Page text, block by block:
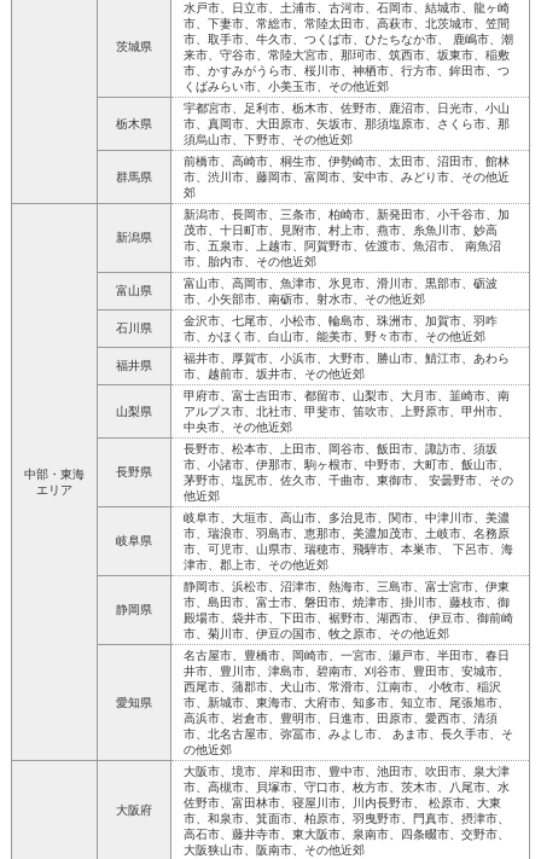
茨城県
水戸市、日立市、土浦市、古河市、石岡市、結城市、龍ヶ崎
市、下妻市、常総市、常陸太田市、高萩市、北茨城市、笠間
市、取手市、牛久市、つくば市、ひたちなか市、 鹿嶋市、潮
来市、守谷市、常陸大宮市、那珂市、筑西市、坂東市、稲敷
市、かすみがうら市、桜川市、神栖市、行方市、鉾田市、つ
くばみらい市、小美玉市、その他近郊
栃木県
宇都宮市、足利市、栃木市、佐野市、鹿沼市、日光市、小山
市、真岡市、大田原市、矢坂市、那須塩原市、さくら市、那
須烏山市、下野市、その他近郊
群馬県
前橋市、高崎市、桐生市、伊勢崎市、太田市、沼田市、館林
市、渋川市、藤岡市、富岡市、安中市、みどり市、その他近
郊
中部・東海
エリア
新潟県
新潟市、長岡市、三条市、柏崎市、新発田市、小千谷市、加
茂市、十日町市、見附市、村上市、燕市、糸魚川市、妙高
市、五泉市、上越市、阿賀野市、佐渡市、魚沼市、 南魚沼
市、胎内市、その他近郊
富山県
富山市、高岡市、魚津市、氷見市、滑川市、黒部市、砺波
市、小矢部市、南砺市、射水市、その他近郊
石川県
金沢市、七尾市、小松市、輪島市、珠洲市、加賀市、羽咋
市、かほく市、白山市、能美市、野々市市、その他近郊
福井県
福井市、厚賀市、小浜市、大野市、勝山市、鯖江市、あわら
市、越前市、坂井市、その他近郊
山梨県
甲府市、富士吉田市、都留市、山梨市、大月市、韮崎市、南
アルプス市、北社市、甲斐市、笛吹市、上野原市、甲州市、
中央市、その他近郊
長野県
長野市、松本市、上田市、岡谷市、飯田市、諏訪市、須坂
市、小諸市、伊那市、駒ヶ根市、中野市、大町市、飯山市、
茅野市、塩尻市、佐久市、千曲市、東御市、 安曇野市、その
他近郊
岐阜県
岐阜市、大垣市、高山市、多治見市、関市、中津川市、美濃
市、瑞浪市、羽島市、恵那市、美濃加茂市、土岐市、名務原
市、可児市、山県市、瑞穂市、飛騨市、本巣市、 下呂市、海
津市、郡上市、その他近郊
静岡県
静岡市、浜松市、沼津市、熱海市、三島市、富士宮市、伊東
市、島田市、富士市、磐田市、焼津市、掛川市、藤枝市、御
殿場市、袋井市、下田市、裾野市、湖西市、 伊豆市、御前崎
市、菊川市、伊豆の国市、牧之原市、その他近郊
愛知県
名古屋市、豊橋市、岡崎市、一宮市、瀬戸市、半田市、春日
井市、豊川市、津島市、碧南市、刈谷市、豊田市、安城市、
西尾市、蒲郡市、犬山市、常滑市、江南市、 小牧市、稲沢
市、新城市、東海市、大府市、知多市、知立市、尾張旭市、
高浜市、岩倉市、豊明市、日進市、田原市、愛西市、清須
市、北名古屋市、弥冨市、みよし市、 あま市、長久手市、そ
の他近郊
大阪府
大阪市、境市、岸和田市、豊中市、池田市、吹田市、泉大津
市、高槻市、貝塚市、守口市、枚方市、茨木市、八尾市、水
佐野市、富田林市、寝屋川市、川内長野市、 松原市、大東
市、和泉市、箕面市、柏原市、羽曳野市、門真市、摂津市、
高石市、藤井寺市、東大阪市、泉南市、四条畷市、交野市、
大阪狭山市、阪南市、その他近郊